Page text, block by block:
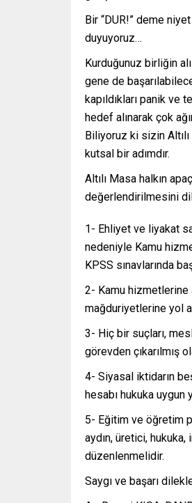
Bir “DUR!” deme
duyuyoruz…
Kurduğunuz birliğin
gene de
kapıldıkları panik ve
hedef alınarak çok
Biliyoruz ki sizin
kutsal bir adımdır.
Altılı Masa halkın
değerlendirilmesini
1- Ehliyet ve liyakat
nedeniyle Kamu
KPSS sınavlarında
2- Kamu hizmetlerine
mağduriyetlerine yol
3- Hiç bir suçları,
görevden çıkarılmış
4- Siyasal iktidarın
hesabı hukuka uygun
5- Eğitim ve öğretim
aydın, üretici,
düzenlenmelidir.
Saygı ve başarı